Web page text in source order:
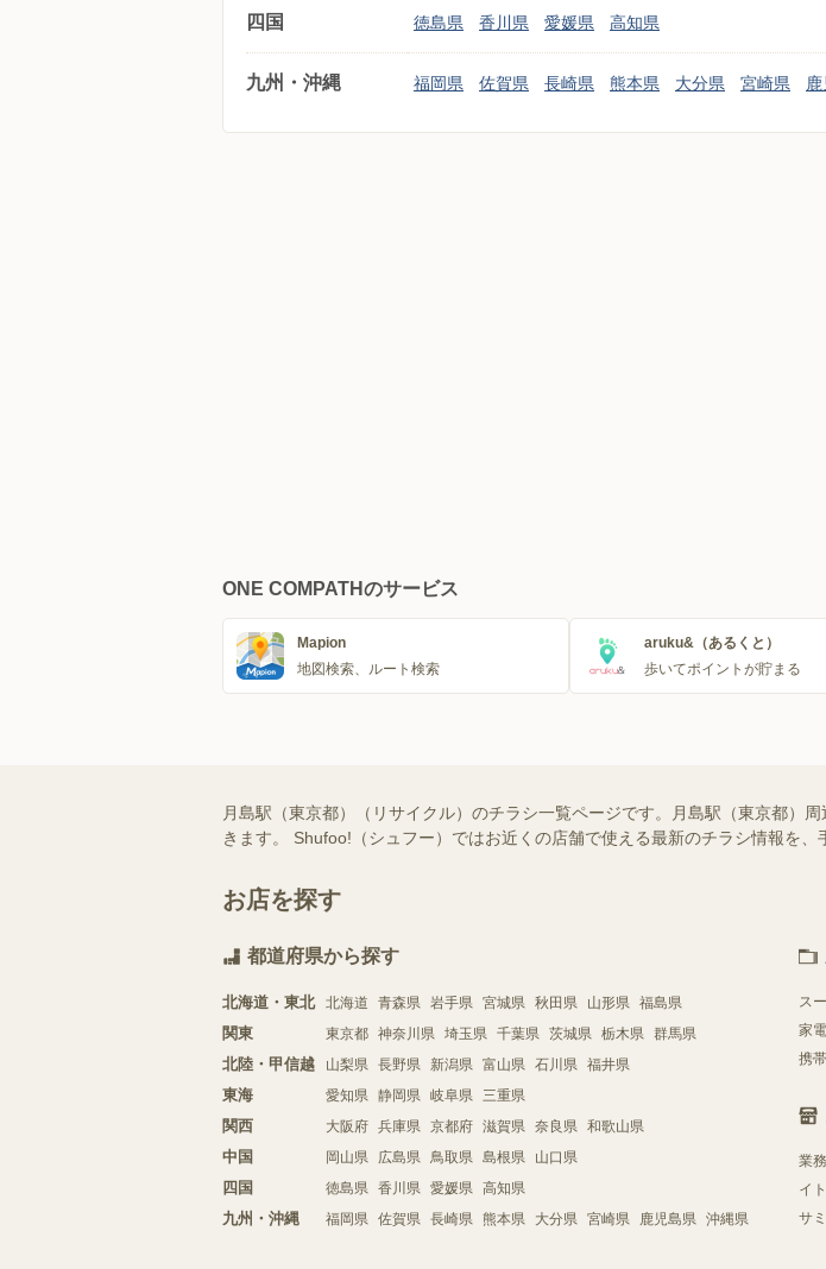
四国 徳島県 香川県 愛媛県 高知県
九州・沖縄 福岡県 佐賀県 長崎県 熊本県 大分県 宮崎県
ONE COMPATHのサービス
Mapion
地図検索、ルート検索
aruku&（あるくと）
歩いてポイントが貯まる
月島駅（東京都）（リサイクル）のチラシ一覧ページです。月島駅（東京都）
きます。 Shufoo!（シュフー）ではお近くの店舗で使える最新のチラシ情報を
お店を探す
都道府県から探す
北海道・東北 北海道 青森県 岩手県 宮城県 秋田県 山形県 福島県
関東 東京都 神奈川県 埼玉県 千葉県 茨城県 栃木県 群馬県
北陸・甲信越 山梨県 長野県 新潟県 富山県 石川県 福井県
東海 愛知県 静岡県 岐阜県 三重県
関西 大阪府 兵庫県 京都府 滋賀県 奈良県 和歌山県
中国 岡山県 広島県 鳥取県 島根県 山口県
四国 徳島県 香川県 愛媛県 高知県
九州・沖縄 福岡県 佐賀県 長崎県 熊本県 大分県 宮崎県 鹿児島県 沖縄県
ス
家
携
業
イ
サ